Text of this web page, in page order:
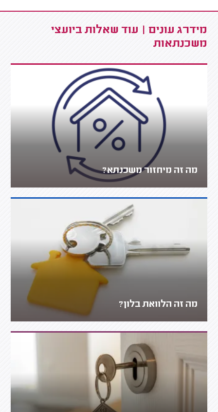
מידרג עונים | עוד שאלות ביועצי
משכנתאות
מה זה מיחזור משכנתא?
מה זה הלוואת בלון?